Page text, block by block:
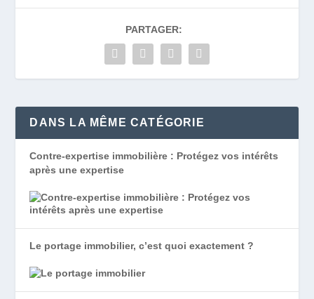
PARTAGER:
DANS LA MÊME CATÉGORIE
Contre-expertise immobilière : Protégez vos intérêts
après une expertise
Le portage immobilier, c’est quoi exactement ?